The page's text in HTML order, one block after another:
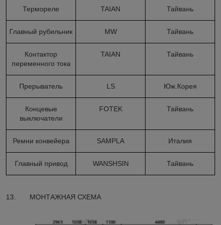
Термореле TAIAN Тайвань
Главный рубильник MW Тайвань
Контактор
переменного тока
TAIAN Тайвань
Прерыватель LS Юж.Корея
Концевые
выключатели
FOTEK Тайвань
Ремни конвейера SAMPLA Италия
Главный привод WANSHSIN Тайвань
13. МОНТАЖНАЯ СХЕМА